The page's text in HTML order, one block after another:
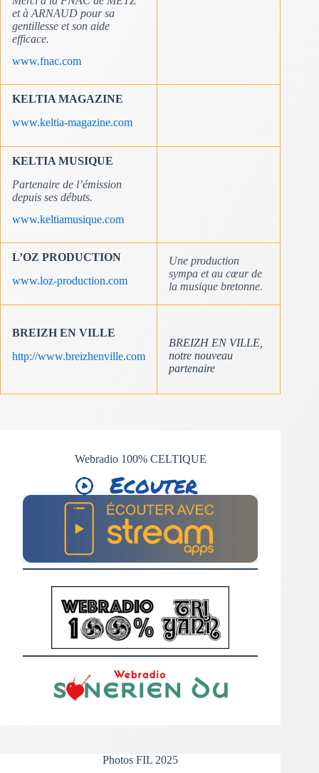
et à ARNAUD pour sa
gentillesse et son aide
efficace.
www.fnac.com
KELTIA MAGAZINE
www.keltia-magazine.com
KELTIA MUSIQUE
Partenaire de l’émission
depuis ses débuts.
www.keltiamusique.com
L’OZ PRODUCTION
www.loz-production.com
Une production
sympa et au cœur de
la musique bretonne.
BREIZH EN VILLE
http://www.breizhenville.com
BREIZH EN VILLE,
notre nouveau
partenaire
Webradio 100% CELTIQUE
Photos FIL 2025